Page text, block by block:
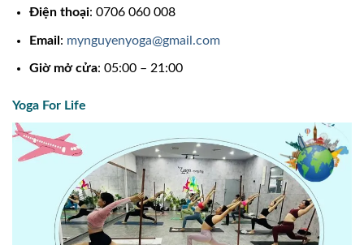
Điện thoại: 0706 060 008
Email : mynguyenyoga@gmail.com
Giờ mở cửa: 05:00 – 21:00
Yoga For Life